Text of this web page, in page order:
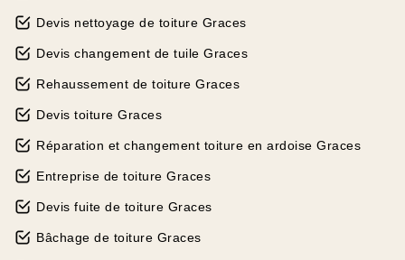
Devis nettoyage de toiture Graces
Devis changement de tuile Graces
Rehaussement de toiture Graces
Devis toiture Graces
Réparation et changement toiture en ardoise Graces
Entreprise de toiture Graces
Devis fuite de toiture Graces
Bâchage de toiture Graces